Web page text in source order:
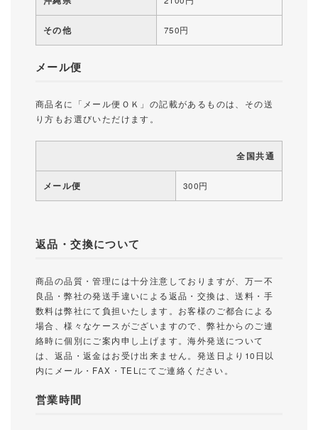
その他 750円
メール便
商品名に「メール便ＯＫ」の記載があるものは、その送
り方もお選びいただけます。
全国共通
メール便 300円
返品・交換について
商品の品質・管理には十分注意しておりますが、万一不
良品・弊社の発送手違いによる返品・交換は、送料・手
数料は弊社にて負担いたします。お客様のご都合による
場合、様々なケースがございますので、弊社からのご連
絡時に個別にご案内申し上げます。海外発送について
は、返品・返金はお受け出来ません。発送日より10日以
内にメール・FAX・TELにてご連絡ください。
営業時間